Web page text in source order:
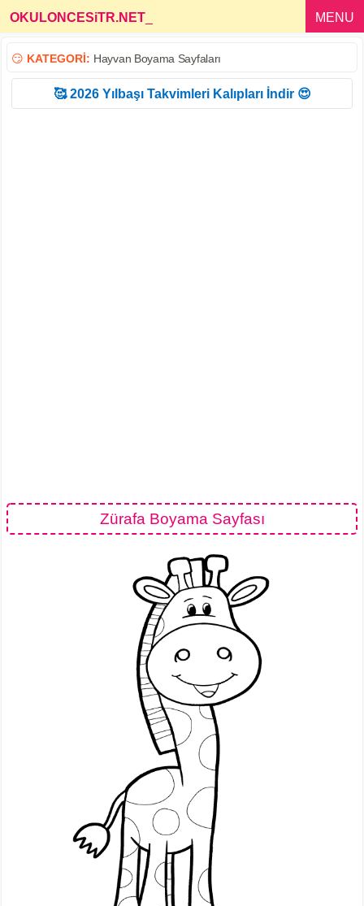
OKULONCESiTR.NET MENU
😏 KATEGORİ: Hayvan Boyama Sayfaları
🥰 2026 Yılbaşı Takvimleri Kalıpları İndir 😍
Zürafa Boyama Sayfası